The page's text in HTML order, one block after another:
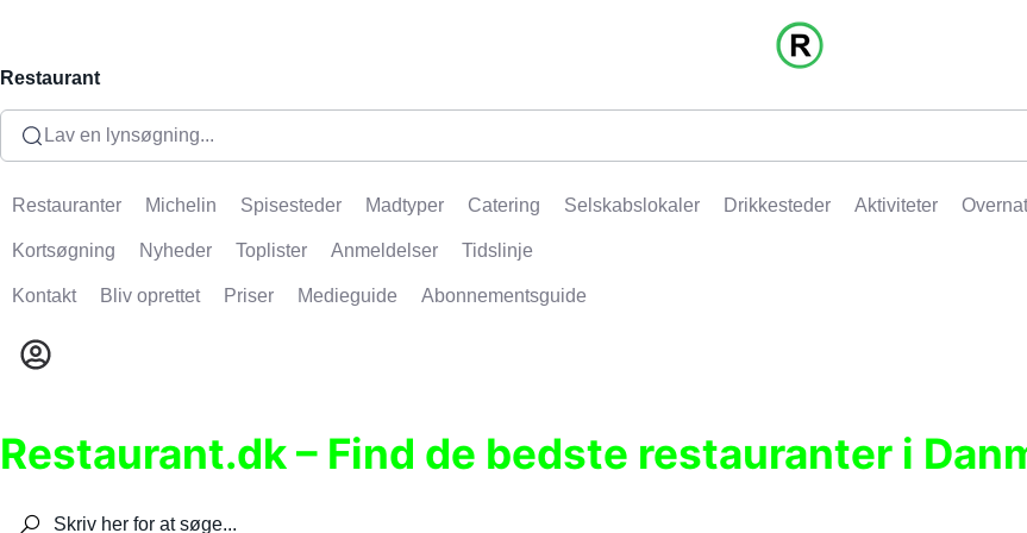
Restaurant
Lav en lynsøgning...
Restauranter Michelin Spisesteder Madtyper Catering Selskabslokaler Drikkesteder Aktiviteter
Kortsøgning Nyheder Toplister Anmeldelser Tidslinje
Kontakt Bliv oprettet Priser Medieguide Abonnementsguide
Restaurant.dk – Find de bedste restauranter i